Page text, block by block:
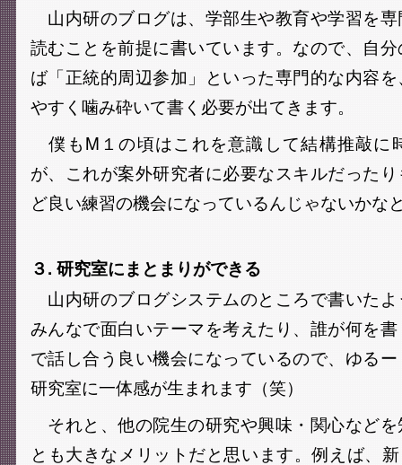
山内研のブログは、学部生や教育や学習を
読むことを前提に書いています。なので、自
ば「正統的周辺参加」といった専門的な内容
やすく噛み砕いて書く必要が出てきます。
僕もM１の頃はこれを意識して結構推敲に
が、これが案外研究者に必要なスキルだった
ど良い練習の機会になっているんじゃないかな
３. 研究室にまとまりができる
山内研のブログシステムのところで書いた
みんなで面白いテーマを考えたり、誰が何を
で話し合う良い機会になっているので、ゆる
研究室に一体感が生まれます（笑）
それと、他の院生の研究や興味・関心など
とも大きなメリットだと思います。例えば、